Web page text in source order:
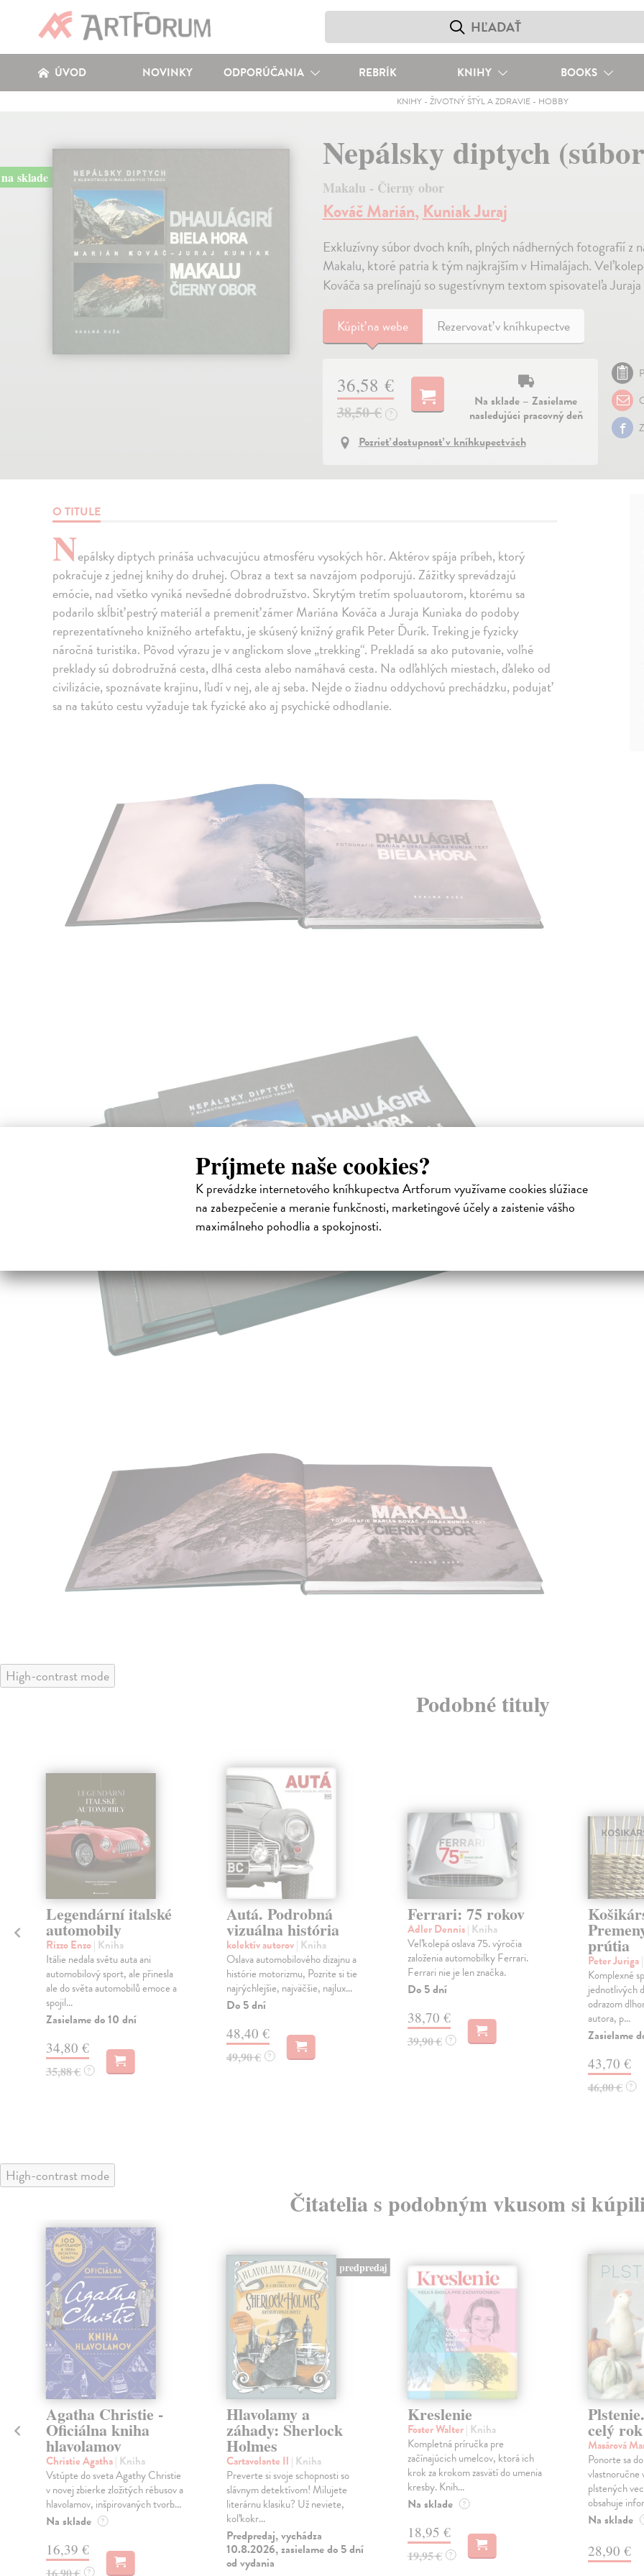
Príjmete naše cookies?
K prevádzke internetového kníhkupectva Artforum využívame cookies slúžiace
na zabezpečenie a meranie funkčnosti, marketingové účely a zaistenie vášho
maximálneho pohodlia a spokojnosti.
ÚVOD NOVINKY ODPORÚČANIA REBRÍK KNIHY BOOKS
KNIHY -ŽIVOTNÝ ŠTÝL A ZDRAVIE - HOBBY
na sklade
Nepálsky diptych
Makalu - Čierny obor
Kováč Marián, Kuniak Juraj
Exkluzívny súbor dvoch kníh, plných nádherných fotografií z
Makalu, ktoré patria k tým najkrajším v Himalájach.
Kováča sa prelínajú so sugestívnym textom spisovateľa
Kúpiťna webe Rezervovať v kníhkupectve
36,58 €
38,50 € ?
Na sklade – Zasielame
nasledujúci pracovný deň
Pozrieť dostupnosť v kníhkupectvách
O TITULE
Nepálsky diptych prináša uchvacujúcu atmosféru vysokých hôr. Aktérov spája príbeh, ktorý
pokračuje z jednej knihy do druhej. Obraz a text sa navzájom podporujú. Zážitky sprevádzajú
emócie, nad všetko vyniká nevšedné dobrodružstvo. Skrytým tretím spoluautorom, ktorému sa
podarilo skĺbiť pestrý materiál a premeniť zámer Mariána Kováča a Juraja Kuniaka do podoby
reprezentatívneho knižného artefaktu, je skúsený knižný grafik Peter Ďurík. Treking je fyzicky
náročná turistika. Pôvod výrazu je v anglickom slove „trekking“. Prekladá sa ako putovanie, voľné
preklady sú dobrodružná cesta, dlhá cesta alebo namáhavá cesta. Na odľahlých miestach, ďaleko od
civilizácie, spoznávate krajinu, ľudí v nej, ale aj seba. Nejde o žiadnu oddychovú prechádzku, podujať
sa na takúto cestu vyžaduje tak fyzické ako aj psychické odhodlanie.
High-contrast mode
Podobné tituly
Legendární italské
automobily
Rizzo Enzo| Kniha
Itálie nedala světu auta ani
automobilový sport, ale přinesla
ale do světa automobilů emoce a
spojil...
Zasielame do 10 dní
34,80 €
35,88 € ?
Autá. Podrobná
vizuálna história
kolektív autorov| Kniha
Oslava automobilového dizajnu a
histórie motorizmu, Pozrite si tie
najrýchlejšie, najväčšie, najlux...
Do 5 dní
48,40 €
49,90 € ?
Ferrari: 75 rokov
Adler Dennis| Kniha
Veľkolepá oslava 75. výročia
založenia automobilky Ferrari.
Ferrari nie je len značka.
Do 5 dní
38,70 €
39,90 € ?
prútia
Peter Juriga
Komplexné
jednotlivých
odrazom
autora, p...
Zasielame
43,70 €
46,00 € ?
High-contrast mode
Čitatelia s podobným vkusom si
Agatha Christie -
Oficiálna kniha
hlavolamov
Christie Agatha| Kniha
Vstúpte do sveta Agathy Christie
v novej zbierke zložitých rébusov a
hlavolamov, inšpirovaných tvorb...
Na sklade ?
16,39 €
?
predpredaj
Hlavolamy a
záhady: Sherlock
Holmes
Cartavolante Il | Kniha
Preverte si svoje schopnosti so
slávnym detektívom! Milujete
literárnu klasiku? Už neviete,
koľkokr...
Predpredaj, vychádza
10.8.2026, zasielame do 5 dní
od vydania
Kreslenie
Foster Walter| Kniha
Kompletná príručka pre
začínajúcich umelcov, ktorá ich
krok za krokom zasvätí do umenia
kresby. Knih...
Na sklade ?
18,95 €
19,95 € ?
celý rok
Masárová
Ponorte sa
vlastnoručne
plstených
obsahuje
Na sklade
28,90 €